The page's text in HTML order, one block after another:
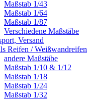
Maßstab 1/43
Maßstab 1/64
Maßstab 1/87
Verschiedene Maßstäbe
Versand
Reifen / Weißwandreifen
andere Maßstäbe
Maßstab 1/10 & 1/12
Maßstab 1/18
Maßstab 1/24
Maßstab 1/32